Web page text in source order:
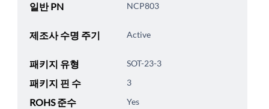
일반 PN NCP803
제조사 수명 주기 Active
패키지 유형 SOT-23-3
패키지 핀 수 3
ROHS 준수 Yes